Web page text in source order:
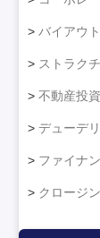
バイアウ
ストラク
不動産投資
デューデ
ファイナ
クロージ